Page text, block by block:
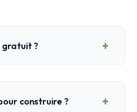
gratuit ? +
construire ? +